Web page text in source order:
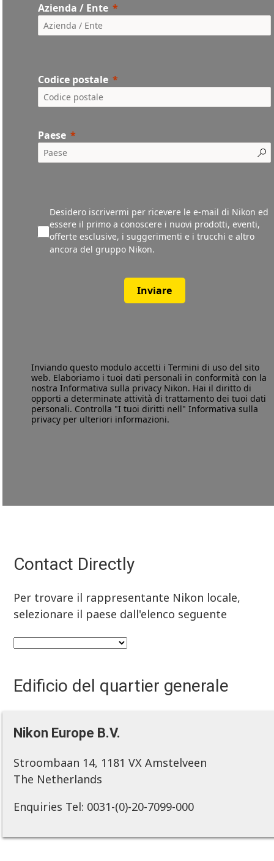
Azienda / Ente
Codice postale
Paese
Desidero iscrivermi per ricevere le e-mail di Nikon ed
essere il primo a conoscere i nuovi prodotti, eventi,
offerte esclusive, i suggerimenti e i trucchi e altro
ancora del gruppo Nikon.
Inviare
Inviando questo modulo accetti iTermini di uso del sito
web. Elaboriamo i tuoi dati personali in conformità con la
nostraInformativa sulla privacy Nikon. Hai il diritto di
opporti a determinate attività di trattamento dei tuoi dati
personali. Controlla "I tuoi diritti nell" Informativa sulla
privacy per ulteriori informazioni.
Contact Directly
Per trovare il rappresentante Nikon locale,
selezionare il paese dall'elenco seguente
Edificio del quartier generale
Nikon Europe B.V.
Stroombaan 14, 1181 VX Amstelveen
The Netherlands
Enquiries Tel: 0031-(0)-20-7099-000